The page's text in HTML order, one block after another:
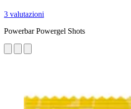
3 valutazioni
Powerbar Powergel Shots